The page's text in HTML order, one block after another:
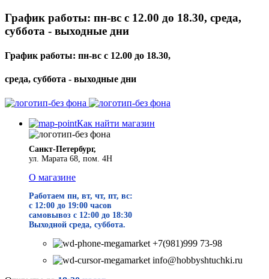
График работы: пн-вс с 12.00 до 18.30, среда,
суббота - выходные дни
График работы: пн-вс с 12.00 до 18.30,
среда, суббота - выходные дни
Как найти магазин
Санкт-Петербург,
ул. Марата 68, пом. 4Н
О магазине
Работаем пн, вт, чт, пт, вс:
с 12:00 до 19:00 часов
самовывоз с 12:00 до 18:30
Выходной среда, суббота.
+7(981)999 73-98
info@hobbyshtuchki.ru